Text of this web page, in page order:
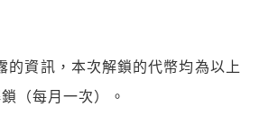
的資訊，本次解鎖的代幣均為以上
（每月一次）。